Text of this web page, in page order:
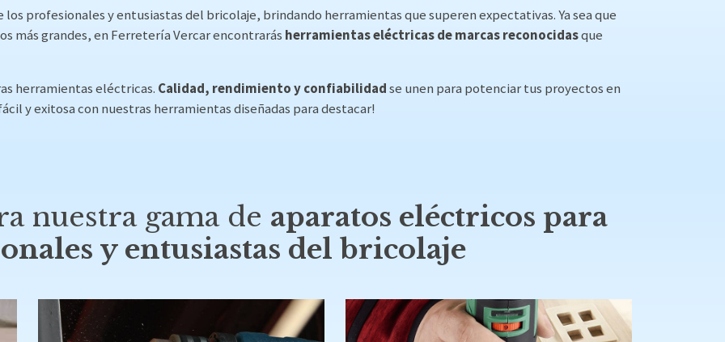
profesionales y entusiastas del bricolaje, brindando herramientas que superen expectativas. Ya sea que
más grandes, en Ferretería Vercar encontrarás herramientas eléctricas de marcas reconocidasque
herramientas eléctricas. Calidad, rendimiento y confiabilidadse unen para potenciar tus proyectos en
y exitosa con nuestras herramientas diseñadas para destacar!
nuestra gama de aparatos eléctricos para
y entusiastas del bricolaje